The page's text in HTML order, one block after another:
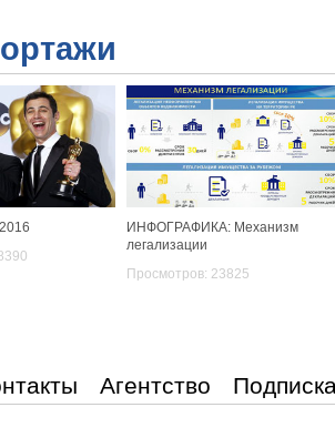
ИНФОГРАФИКА: Механизм
легализации
Просмотров: 23825
Агентство